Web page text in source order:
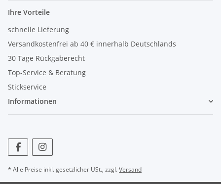
Ihre Vorteile
schnelle Lieferung
Versandkostenfrei ab 40 € innerhalb Deutschlands
30 Tage Rückgaberecht
Top-Service & Beratung
Stickservice
Informationen
* Alle Preise inkl. gesetzlicher USt., zzgl.Versand